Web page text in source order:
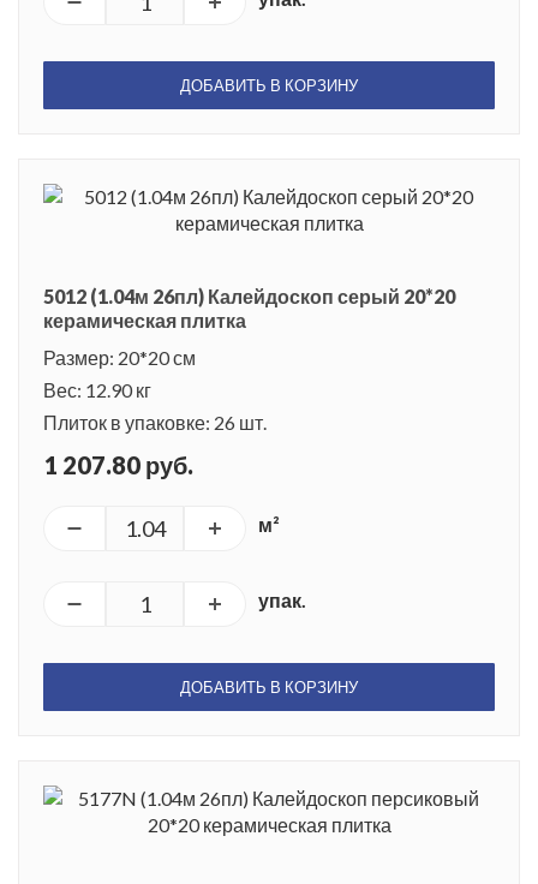
ДОБАВИТЬ В КОРЗИНУ
5012 (1.04м 26пл) Калейдоскоп серый 20*20
керамическая плитка
Размер: 20*20 см
Вес: 12.90 кг
Плиток в упаковке: 26 шт.
1 207.80 руб.
м²
упак.
ДОБАВИТЬ В КОРЗИНУ